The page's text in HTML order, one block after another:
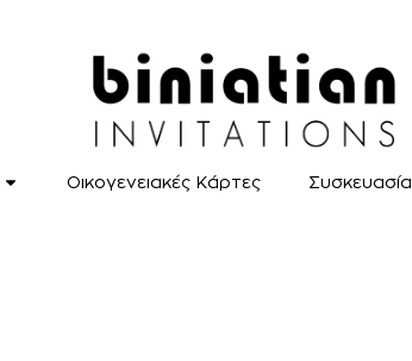
Οικογενειακές Κάρτες Συσκευασία